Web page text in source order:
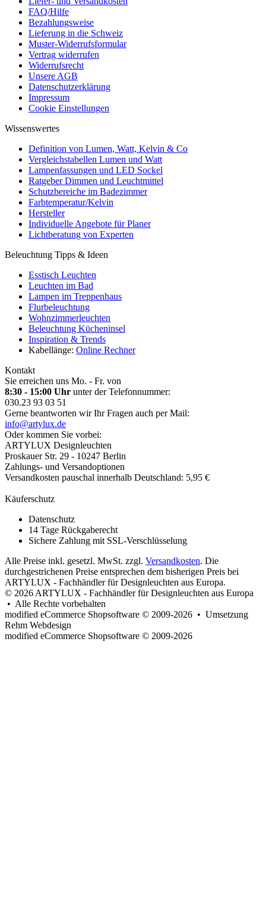
FAQ/Hilfe
Bezahlungsweise
Lieferung in die Schweiz
Muster-Widerrufsformular
Vertrag widerrufen
Widerrufsrecht
Unsere AGB
Datenschutzerklärung
Impressum
Cookie Einstellungen
Wissenswertes
Definition von Lumen, Watt, Kelvin & Co
Vergleichstabellen Lumen und Watt
Lampenfassungen und LED Sockel
Ratgeber Dimmen und Leuchtmittel
Schutzbereiche im Badezimmer
Farbtemperatur/Kelvin
Hersteller
Individuelle Angebote für Planer
Lichtberatung von Experten
Beleuchtung Tipps & Ideen
Esstisch Leuchten
Leuchten im Bad
Lampen im Treppenhaus
Flurbeleuchtung
Wohnzimmerleuchten
Beleuchtung Kücheninsel
Inspiration & Trends
Kabellänge: Online Rechner
Kontakt
Sie erreichen uns Mo. - Fr. von
8:30 - 15:00 Uhr unter der Telefonnummer:
030.23 93 03 51
Gerne beantworten wir Ihr Fragen auch per Mail:
info@artylux.de
Oder kommen Sie vorbei:
ARTYLUX Designleuchten
Proskauer Str. 29 - 10247 Berlin
Zahlungs- und Versandoptionen
Versandkosten pauschal innerhalb Deutschland: 5,95 €
Käuferschutz
Datenschutz
14 Tage Rückgaberecht
Sichere Zahlung mit SSL-Verschlüsselung
Alle Preise inkl. gesetzl. MwSt. zzgl. Versandkosten. Die
durchgestrichenen Preise entsprechen dem bisherigen Preis bei
ARTYLUX - Fachhändler für Designleuchten aus Europa.
© 2026 ARTYLUX - Fachhändler für Designleuchten aus Europa
• Alle Rechte vorbehalten
modified eCommerce Shopsoftware © 2009-2026 • Umsetzung
Rehm Webdesign
modified eCommerce Shopsoftware © 2009-2026